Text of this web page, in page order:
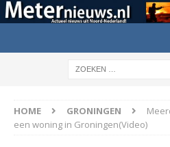
HOME GRONINGEN
een woning in Groningen(Video)